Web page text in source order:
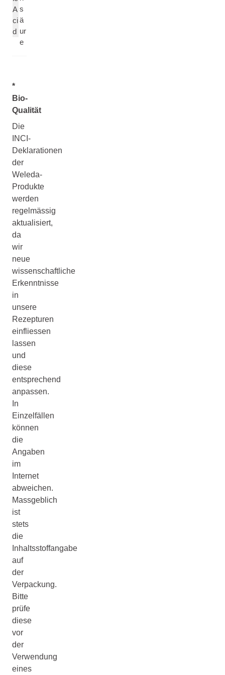
A
ci
d
s
ä
ur
e
*
Bio-
Qualität
Die
INCI-
Deklarationen
der
Weleda-
Produkte
werden
regelmässig
aktualisiert,
da
wir
neue
wissenschaftliche
Erkenntnisse
in
unsere
Rezepturen
einfliessen
lassen
und
diese
entsprechend
anpassen.
In
Einzelfällen
können
die
Angaben
im
Internet
abweichen.
Massgeblich
ist
stets
die
Inhaltsstoffangabe
auf
der
Verpackung.
Bitte
prüfe
diese
vor
der
Verwendung
eines